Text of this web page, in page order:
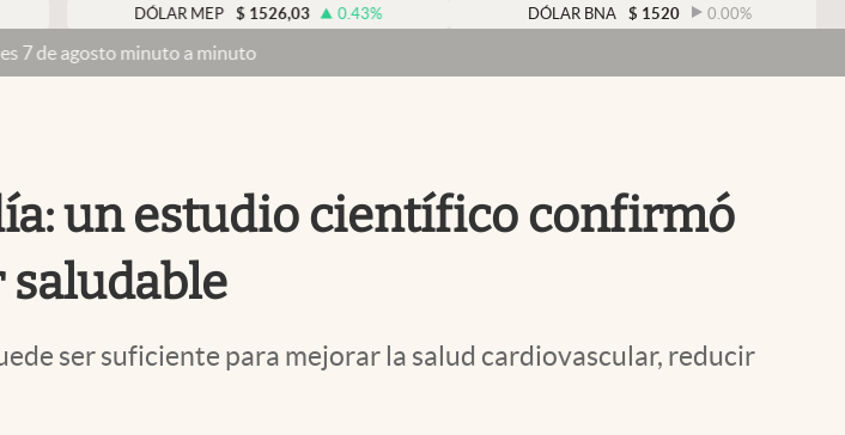
USA
DÓLAR MEP $ 1526,03 0.43% DÓLAR BNA $ 1520 0.00%
minuto a minuto
un estudio científico confirmó
saludable
ser suficiente para mejorar la salud cardiovascular, reducir